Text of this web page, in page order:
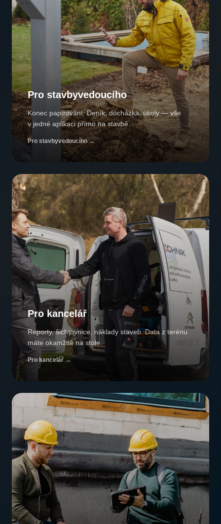
Pro stavbyvedoucího
Konec papírování. Deník, docházka, úkoly — vše
v jedné aplikaci přímo na stavbě.
Pro stavbyvedoucího →
Pro kancelář
Reporty, šichtovnice, náklady staveb. Data z terénu
máte okamžitě na stole.
Pro kancelář →